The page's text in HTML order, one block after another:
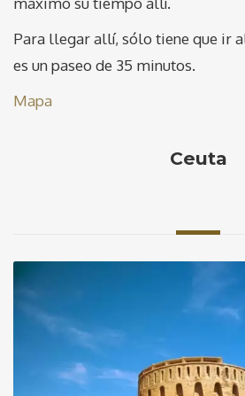
Para llegar allí, sólo tiene que ir
es un paseo de 35 minutos.
Mapa
Ceuta